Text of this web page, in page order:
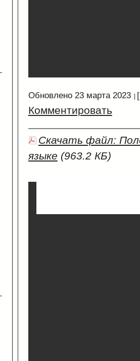
Обновлено 23 марта 2023
Комментировать
Скачать файл:
языке (963.2 КБ)